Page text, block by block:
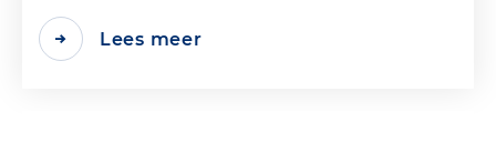
Lees meer